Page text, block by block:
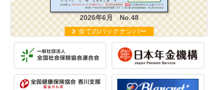
2026年6月 No.48
全てのバックナンバー